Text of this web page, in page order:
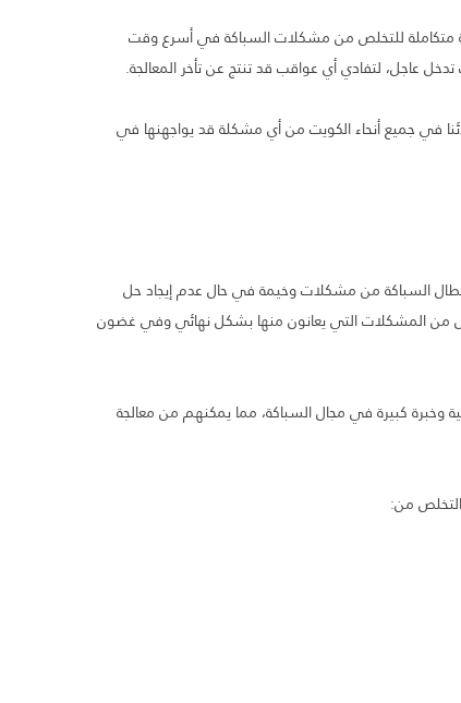
للتخلص من مشكلات السباكة في أسرع وقت
عاجل، لتفادي أي عواقب قد تنتج عن تأخر المعالجة.
في جميع أنحاء الكويت من أي مشكلة قد يواجهنها في
السباكة من مشكلات وخيمة في حال عدم إيجاد حل
من المشكلات التي يعانون منها بشكل نهائي وفي غضون
وخبرة كبيرة في مجال السباكة، مما يمكنهم من معالجة
من: